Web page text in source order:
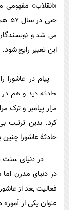
«انقلاب» مفهومی
می شد و
این تعبیر رایج شود.
پیام در عاشورا
حادثه دید و هم در
مزار پیامبر و ترک
کرد. بدین ترتیب
حادثۀ عاشورا چنین
در دنیای سنت هم
در دنیای مدرن
فعالیت بعد از
عنوان یکی از